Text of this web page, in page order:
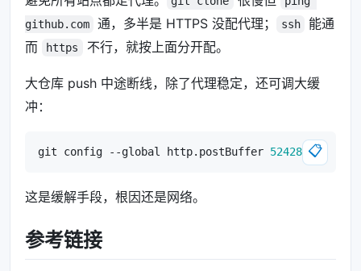
github.com
通，多半是 HTTPS 没配代理； ssh
能通
而
https 不行，就按上面分开配。
大仓库 push 中途断线，除了代理稳定，还可调大缓
冲：
git config --global http.postBuffer 524288000
📋
这是缓解手段，根因还是网络。
参考链接